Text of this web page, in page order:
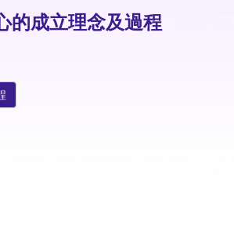
的成立理念及過程